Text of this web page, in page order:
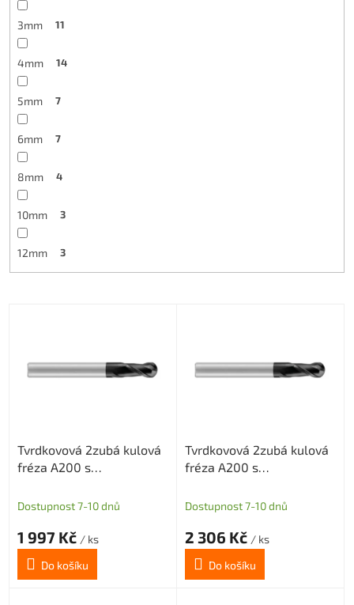
3mm 11
4mm 14
5mm 7
6mm 7
8mm 4
10mm 3
12mm 3
Tvrdkovová 2zubá kulová
fréza A200 s
pro grafit průměr 4 R2
Dostupnost 7-10 dnů
1 997 Kč / ks
Do košíku
Tvrdkovová 2zubá kulová
fréza A200 s
pro grafit průměr 4 R2
Dostupnost 7-10 dnů
2 306 Kč / ks
Do košíku